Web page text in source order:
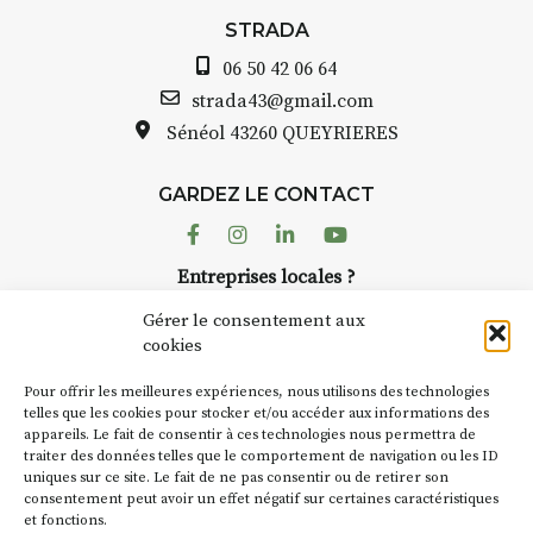
Gérer le consentement aux
cookies
Pour offrir les meilleures expériences, nous utilisons des technologies
telles que les cookies pour stocker et/ou accéder aux informations des
appareils. Le fait de consentir à ces technologies nous permettra de
traiter des données telles que le comportement de navigation ou les ID
uniques sur ce site. Le fait de ne pas consentir ou de retirer son
consentement peut avoir un effet négatif sur certaines caractéristiques
et fonctions.
INTERVIEW
STRADA Bernard Turle, vous
Auzon…
Bernard TURLE Le Fumoir n’est
pas une galerie permanente.
Chaque année, le 1er dimanche
d’août, l’association
artisans investissent les rues, les
caves, les granges d’Auzon. Le
Fumoir est l’un de ces espaces
temporaires d’accueil de la
culture. Il s’associe également à
STRADA
06 50 42 06 64
strada43@gmail.com
Sénéol 43260 QUEYRIERES
GARDEZ LE CONTACT
FacebookInstagram
LinkedinYoutube
Entreprises locales ?
Suivez toute l'actu de Strada